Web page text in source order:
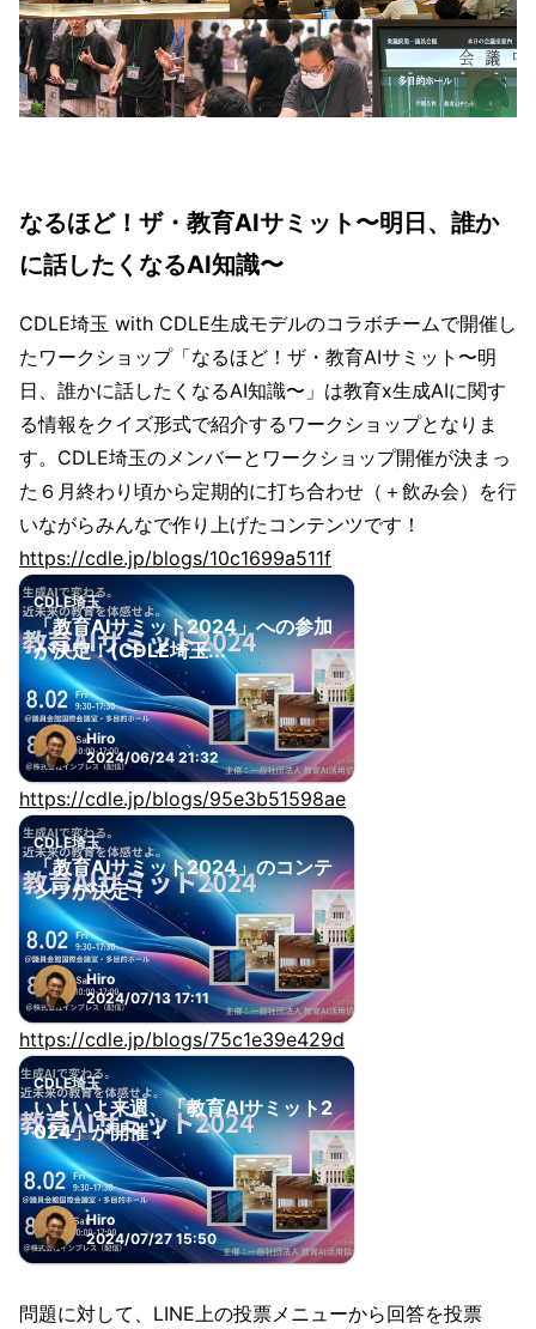
なるほど！ザ・教育AIサミット〜明日、誰か
に話したくなるAI知識〜
CDLE埼玉 with CDLE生成モデルのコラボチームで開催し
たワークショップ「なるほど！ザ・教育AIサミット〜明
日、誰かに話したくなるAI知識〜」は教育x生成AIに関す
る情報をクイズ形式で紹介するワークショップとなりま
す。CDLE埼玉のメンバーとワークショップ開催が決まっ
た６月終わり頃から定期的に打ち合わせ（＋飲み会）を行
いながらみんなで作り上げたコンテンツです！
https://cdle.jp/blogs/10c1699a511f
CDLE埼玉
「教育AIサミット2024」への参加
が決定！(CDLE埼玉...
Hiro
2024/06/24 21:32
https://cdle.jp/blogs/95e3b51598ae
CDLE埼玉
「教育AIサミット2024」のコンテ
ンツが決定！
Hiro
2024/07/13 17:11
https://cdle.jp/blogs/75c1e39e429d
CDLE埼玉
いよいよ来週、「教育AIサミット2
024」が開催！
Hiro
2024/07/27 15:50
問題に対して、LINE上の投票メニューから回答を投票